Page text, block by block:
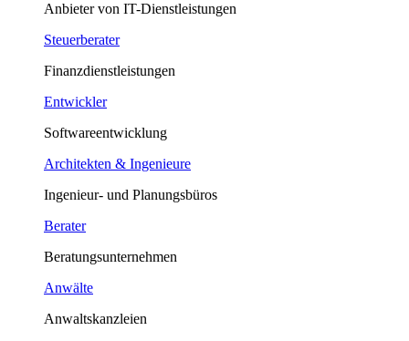
Anbieter von IT-Dienstleistungen
Steuerberater
Finanzdienstleistungen
Entwickler
Softwareentwicklung
Architekten & Ingenieure
Ingenieur- und Planungsbüros
Berater
Beratungsunternehmen
Anwälte
Anwaltskanzleien